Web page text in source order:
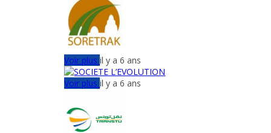
Voir plusil y a 6 ans
Voir plusil y a 6 ans